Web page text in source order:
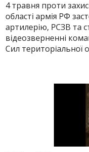
4 травня проти
області армія РФ
артилерію, РСЗВ та
відеозверненні
Сил